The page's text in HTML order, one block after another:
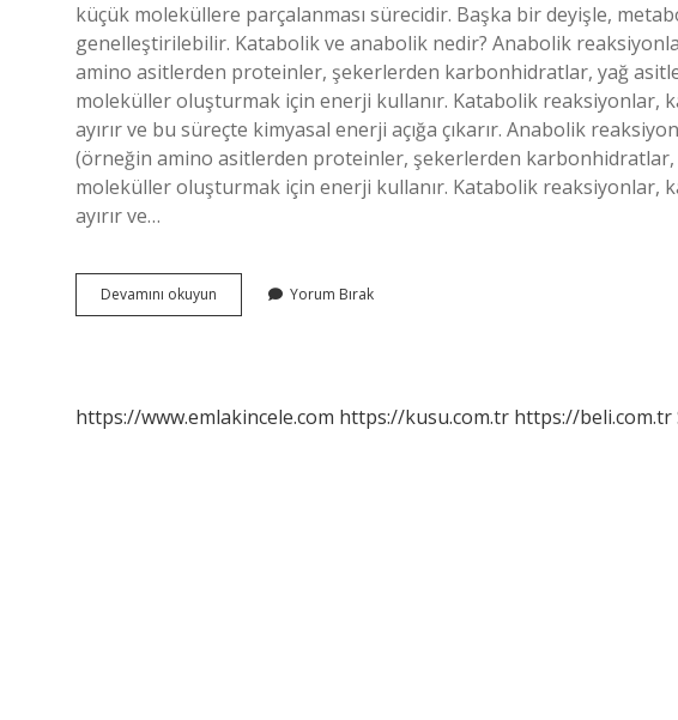
küçük moleküllere parçalanması sürecidir. Başka bir deyişle,
genelleştirilebilir. Katabolik ve anabolik nedir? Anabolik
amino asitlerden proteinler, şekerlerden karbonhidratlar, yağ
moleküller oluşturmak için enerji kullanır. Katabolik reaksiyonlar,
ayırır ve bu süreçte kimyasal enerji açığa çıkarır. Anabolik
(örneğin amino asitlerden proteinler, şekerlerden karbonhidratlar,
moleküller oluşturmak için enerji kullanır. Katabolik reaksiyonlar,
ayırır ve…
Devamını okuyun Anabolik
Ve
Yorum Bırak
https://www.emlakincele.com https://kusu.com.tr https://beli.com.tr